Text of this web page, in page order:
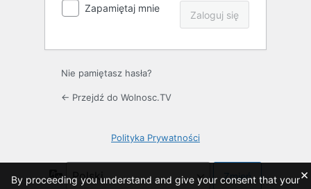
Zapamiętaj mnie
Nie pamiętasz hasła?
← Przejdź do Wolnosc.TV
Polityka Prywatności
Język
By proceeding you understand and give your consent that your×